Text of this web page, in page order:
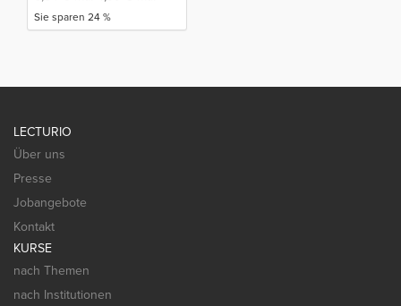
Sie sparen 24 %
LECTURIO
Über uns
Presse
Jobangebote
Kontakt
KURSE
nach Themen
nach Institutionen